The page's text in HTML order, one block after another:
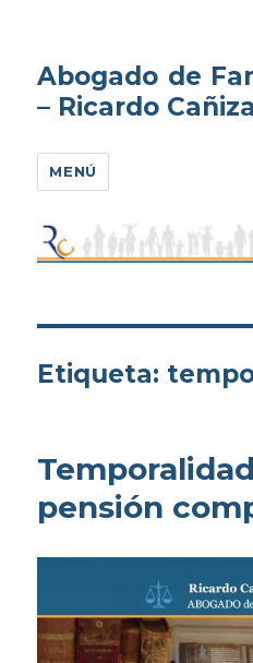
Abogado de
– Ricardo
MENÚ
Etiqueta:
pensión